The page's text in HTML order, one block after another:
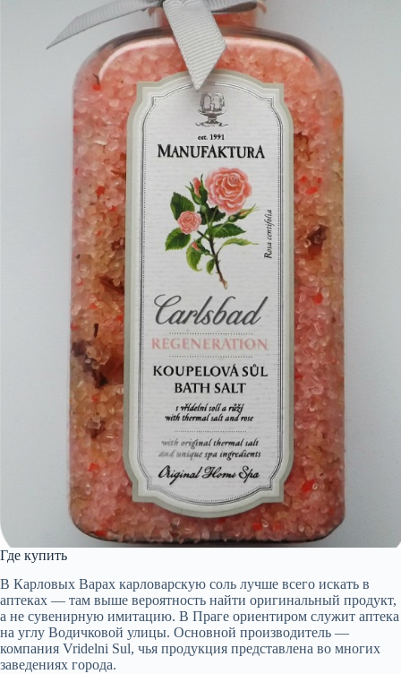
Где купить
В Карловых Варах карловарскую соль лучше всего искать в
аптеках — там выше вероятность найти оригинальный продукт,
а не сувенирную имитацию. В Праге ориентиром служит аптека
на углу Водичковой улицы. Основной производитель —
компания Vridelni Sul, чья продукция представлена во многих
заведениях города.